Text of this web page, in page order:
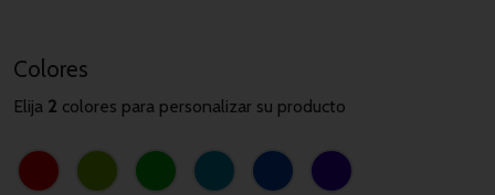
Colores
Elija 2 colores para personalizar su producto